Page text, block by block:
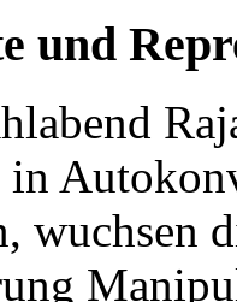
und
in
wuchsen